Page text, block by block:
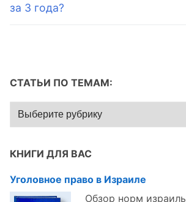
за 3 года?
СТАТЬИ ПО ТЕМАМ:
Статьи
по
КНИГИ ДЛЯ ВАС
Уголовное право в Израиле
Обзор норм